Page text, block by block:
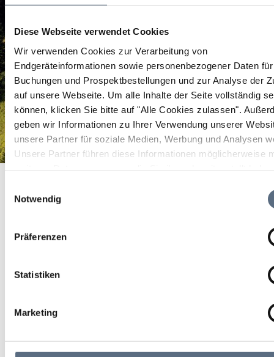
Diese Webseite verwendet Cookies
Wir verwenden Cookies zur Verarbeitung von
Endgeräteinformationen sowie personenbezogener Daten
Buchungen und Prospektbestellungen und zur Analyse der
auf unsere Webseite. Um alle Inhalte der Seite vollständig
können, klicken Sie bitte auf "Alle Cookies zulassen".
geben wir Informationen zu Ihrer Verwendung unserer
unsere Partner für soziale Medien, Werbung und Analysen
Unsere Partner führen diese Informationen möglicherweise
Notwendig
Präferenzen
Statistiken
Marketing
Kleiner Kursaal
Kleiner Kursaal
Kleiner Kursaal